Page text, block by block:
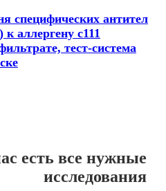
специфических антител
аллергену с111
тест-система
есть все нужные
исследования